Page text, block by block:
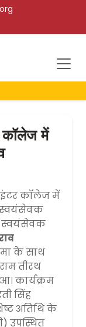
कॉलेज में
कॉलेज में
स्वयंसेवक
स्वयंसेवक
के साथ
तीरथ
कार्यक्रम
सिंह
अतिथि के
उपस्थित